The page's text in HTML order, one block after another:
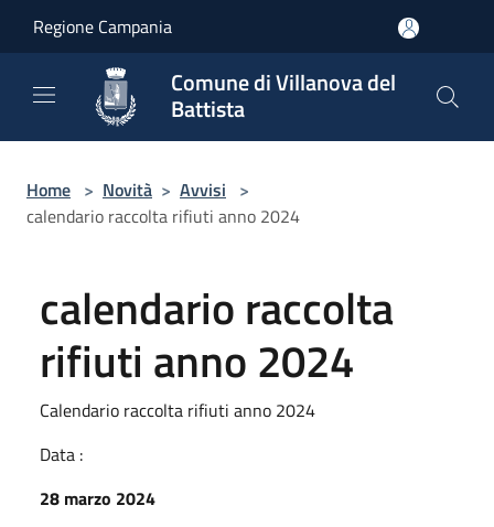
Regione Campania
Comune di Villanova del
Battista
Home > Novità > Avvisi >
calendario raccolta rifiuti anno 2024
calendario raccolta
rifiuti anno 2024
Calendario raccolta rifiuti anno 2024
Data :
28 marzo 2024